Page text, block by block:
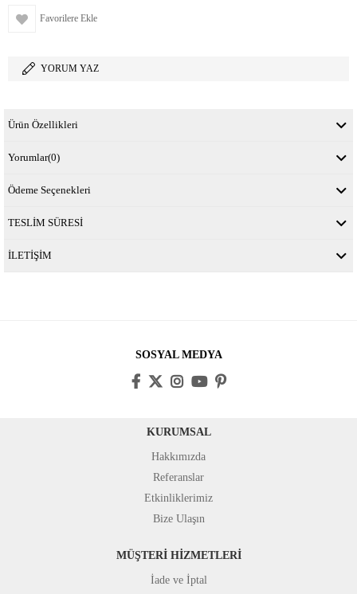
Favorilere Ekle
YORUM YAZ
Ürün Özellikleri
Yorumlar(0)
Ödeme Seçenekleri
TESLİM SÜRESİ
İLETİŞİM
SOSYAL MEDYA
KURUMSAL
Hakkımızda
Referanslar
Etkinliklerimiz
Bize Ulaşın
MÜŞTERİ HİZMETLERİ
İade ve İptal